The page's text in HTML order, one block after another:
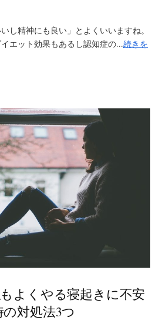
し精神にも良い」とよくいいますね。
エット効果もあるし認知症の...続きを
もよくやる寝起きに不安
対処法3つ